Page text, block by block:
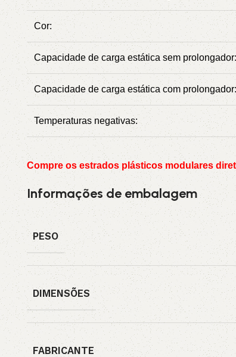
Cor:
Capacidade de carga estática sem prolongador:
Capacidade de carga estática com prolongador:
Temperaturas negativas:
Compre os estrados plásticos modulares
Informações de embalagem
PESO
DIMENSÕES
FABRICANTE